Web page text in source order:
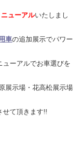
ニューアルいたしまし
車の追加展示でパワー
ューアルでお車選びを
展示場・花高松展示場
せて頂きます!!